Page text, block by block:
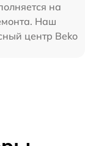
на
Наш
центр Beko